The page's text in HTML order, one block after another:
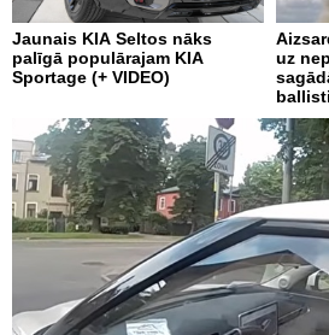
Jaunais KIA Seltos nāks
palīgā populārajam KIA
Sportage (+ VIDEO)
uz